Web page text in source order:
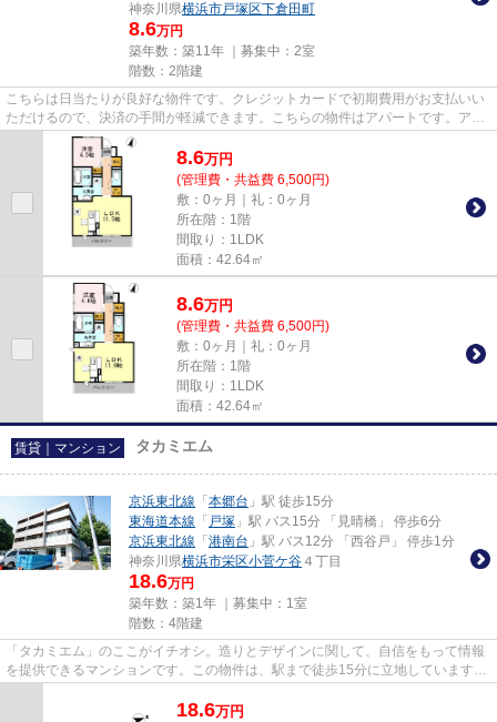
神奈川県横浜市戸塚区下倉田町
8.6万円
築年数：築11年 ｜募集中： 2室
階数：2階建
こちらは日当たりが良好な物件です。クレジットカードで初期費用がお支払いい
ただけるので、決済の手間が軽減できます。こちらの物件はアパートです。アパ
マンメイトへのお問い合わせ...
8.6万円
(管理費・共益費 6,500円)
敷：0ヶ月｜礼：0ヶ月
所在階：1階
間取り：1LDK
面積：42.64㎡
8.6万円
(管理費・共益費 6,500円)
敷：0ヶ月｜礼：0ヶ月
所在階：1階
間取り：1LDK
面積：42.64㎡
賃貸｜マンション タカミエム
京浜東北線 「 本郷台 」駅 徒歩15分
東海道本線 「 戸塚 」駅 バス15分 「見晴橋」 停歩6分
京浜東北線 「 港南台 」駅 バス12分 「西谷戸」 停歩1分
神奈川県横浜市栄区小菅ケ谷 ４丁目
18.6万円
築年数：築1年 ｜募集中： 1室
階数：4階建
「タカミエム」のここがイチオシ。造りとデザインに関して、自信をもって情報
を提供できるマンションです。この物件は、駅まで徒歩15分に立地しています。
18.6万円